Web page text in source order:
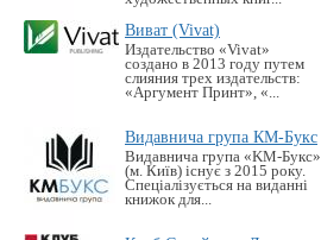
Виват (Vivat)
Издательство «Vivat»
создано в 2013 году путем
слияния трех издательств:
«Аргумент Принт», «...
Видавнича група КМ-Букс
Видавнича група «KM-Букс»
(м. Київ) існує з 2015 року.
Спеціалізується на виданні
книжок для...